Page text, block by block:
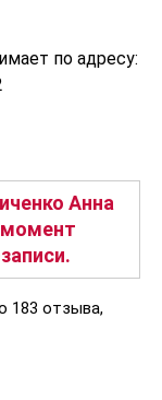
по адресу:
Анна
183 отзыва,